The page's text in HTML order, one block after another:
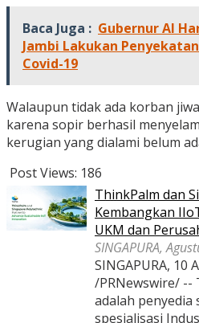
Baca Juga : Gubernur Al
Jambi Lakukan
Covid-19
Walaupun tidak ada korban
karena sopir berhasil
kerugian yang dialami belum
Post Views: 186
ThinkPalm dan
Kembangkan
UKM dan
SINGAPURA,
SINGAPURA, 10
/PRNewswire/ --
adalah
spesialisasi